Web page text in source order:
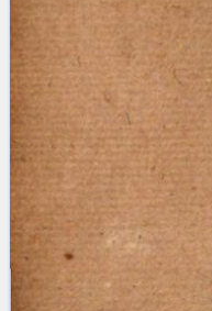
Licenses FAQ
Impressum ·